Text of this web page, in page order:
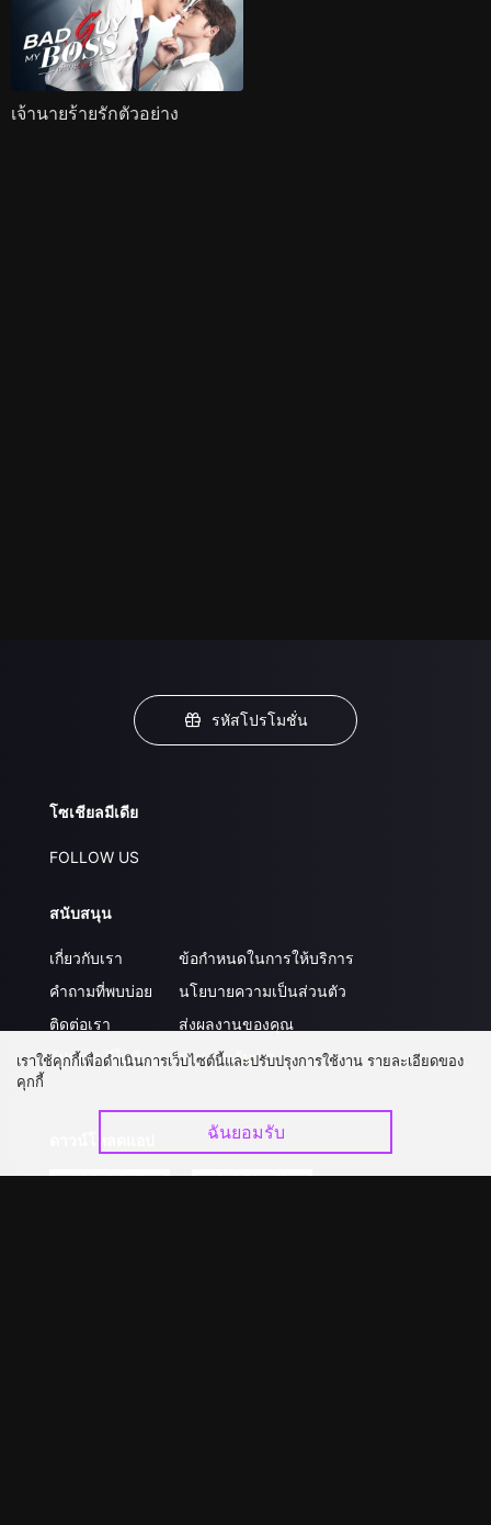
เจ้านายร้ายรักตัวอย่าง
รหัสโปรโมชั่น
โซเชียลมีเดีย
FOLLOW US
สนับสนุน
เกี่ยวกับเรา
คำถามที่พบบ่อย
ติดต่อเรา
อัปเกรด วีไอพี
ข้อกำหนดในการให้บริการ
นโยบายความเป็นส่วนตัว
ส่งผลงานของคุณ
ร่วมงานกับเรา
เราใช้คุกกี้เพื่อดำเนินการเว็บไซต์นี้และปรับปรุงการใช้งาน รายละเอียดของ
คุกกี้
ฉันยอมรับ